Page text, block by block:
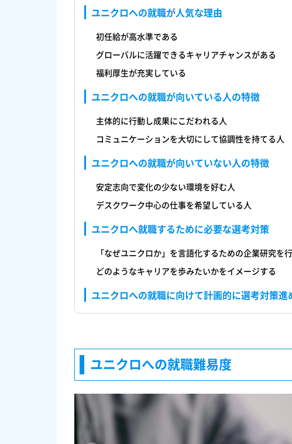
ユニクロへの就職が人気な理由
初任給が高水準である
グローバルに活躍できるキャリアチャンスがある
福利厚生が充実している
ユニクロへの就職が向いている人の特徴
主体的に行動し成果にこだわれる人
コミュニケーションを大切にして協調性を持てる人
ユニクロへの就職が向いていない人の特徴
安定志向で変化の少ない環境を好む人
デスクワーク中心の仕事を希望している人
ユニクロへ就職するために必要な選考対策
「なぜユニクロか」を言語化するための企業研究を
どのようなキャリアを歩みたいかをイメージする
ユニクロへの就職に向けて計画的に選考対策進
ユニクロへの就職難易度